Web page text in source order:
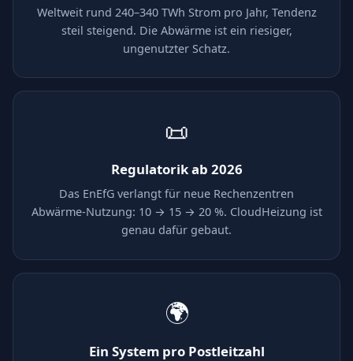
Weltweit rund 240–340 TWh Strom pro Jahr, Tendenz
steil steigend. Die Abwärme ist ein riesiger,
ungenutzter Schatz.
📜
Regulatorik ab 2026
Das EnEfG verlangt für neue Rechenzentren
Abwärme-Nutzung: 10 → 15 → 20 %. CloudHeizung ist
genau dafür gebaut.
🌍
Ein System pro Postleitzahl